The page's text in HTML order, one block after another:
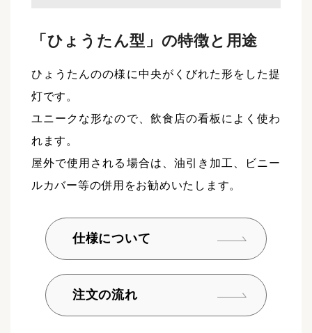
「ひょうたん型」の特徴と用途
ひょうたんのの様に中央がくびれた形をした提
灯です。
ユニークな形なので、飲食店の看板によく使わ
れます。
屋外で使用される場合は、油引き加工、ビニー
ルカバー等の併用をお勧めいたします。
仕様について
注文の流れ